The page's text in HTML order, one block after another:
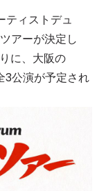
ィストデュ
アーが決定し
に、大阪の
公演が予定され